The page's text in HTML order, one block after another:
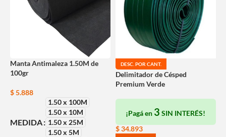
Manta Antimaleza 1.50M de
100gr
$5.888
MEDIDA
1.50 x 100M
1.50 x 10M
1.50 x 25M
1.50 x 5M
DESC. POR CANT.
Delimitador de Césped
Premium Verde
¡Pagá en 3 SIN INTERÉS!
$34.893